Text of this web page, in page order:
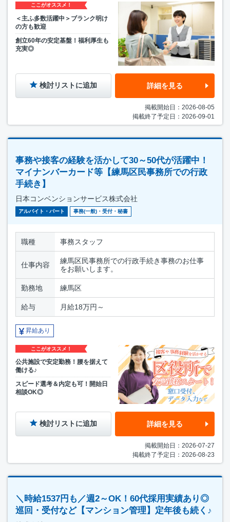
ここがオススメ！
＜主ふ多数活躍中＞ブランク明け
の方も歓迎
創立60年の安定基盤！福利厚生も
充実◎
検討リストに追加 詳細を見る
掲載開始日：2026-08-05
掲載終了予定日：2026-09-01
事務や接客の経験を活かして30～50代が活躍中！
マイナンバーカード等【練馬区民事務所での行政
手続き】
日本コンベンションサービス株式会社
アルバイト・パート 事務(一般)・受付・秘書
職種 事務スタッフ
仕事内容
練馬区民事務所での行政手続き事務のお仕事
をお願いします。
勤務地 練馬区
給与 月給18万円～
昇給あり
ここがオススメ！
公共施設で安定勤務！腰を据えて
働ける♪
スピード選考＆内定も可！開始日
相談OK◎
検討リストに追加 詳細を見る
掲載開始日：2026-07-27
掲載終了予定日：2026-08-23
＼時給1537円も／週2～OK！60代採用実績あり◎
巡回・受付など【マンション管理】定年後も続く♪